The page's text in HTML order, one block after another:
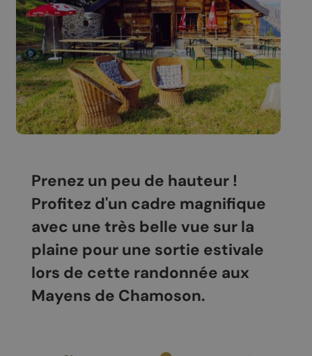
Prenez un peu de hauteur !
Profitez d'un cadre magnifique
avec une très belle vue sur la
plaine pour une sortie estivale
lors de cette randonnée aux
Mayens de Chamoson.